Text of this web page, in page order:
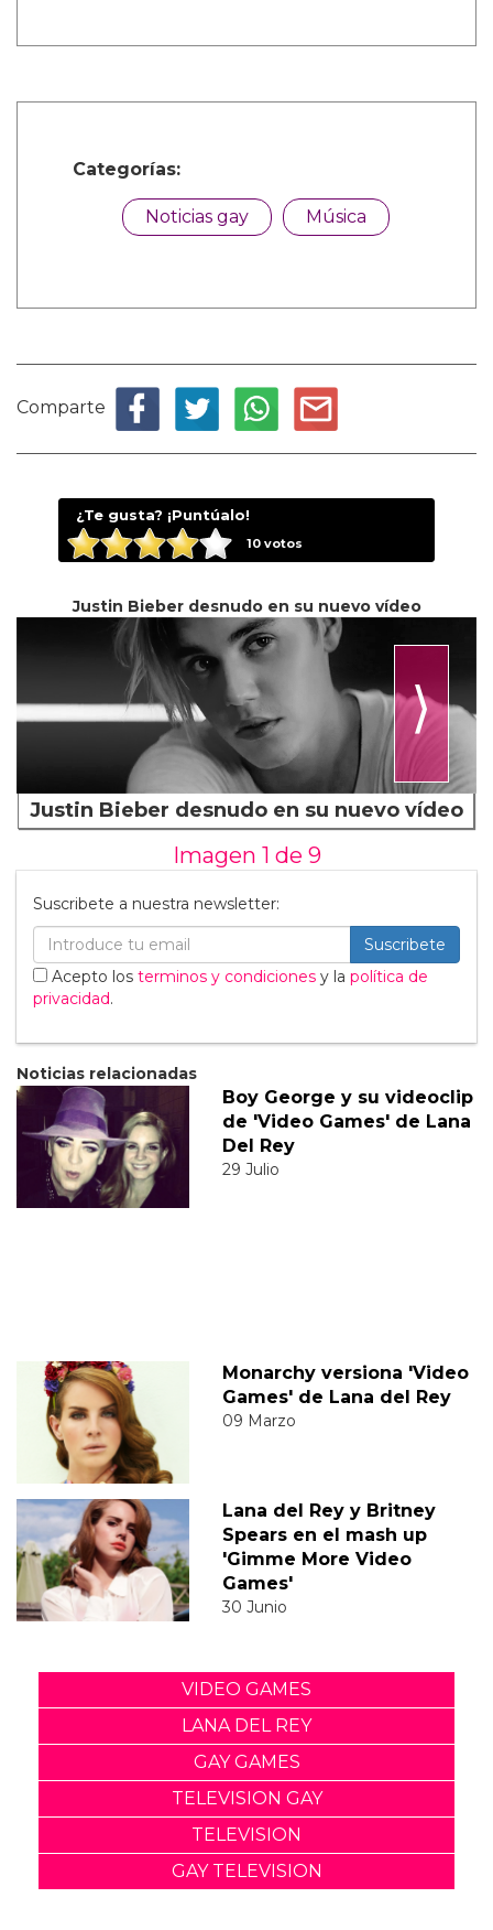
Categorías:
Noticias gay Música
Comparte
¿Te gusta? ¡Puntúalo!
10votos
Justin Bieber desnudo en su nuevo vídeo
⟩
Justin Bieber desnudo en su nuevo vídeo
Imagen 1 de 9
Suscribete a nuestra newsletter:
Suscribete
Acepto los terminos y condiciones y la política de
privacidad.
Noticias relacionadas
Boy George y su videoclip
de 'Video Games' de Lana
Del Rey
29 Julio
Monarchy versiona 'Video
Games' de Lana del Rey
09 Marzo
Lana del Rey y Britney
Spears en el mash up
'Gimme More Video
Games'
30 Junio
VIDEO GAMES
LANA DEL REY
GAY GAMES
TELEVISION GAY
TELEVISION
GAY TELEVISION